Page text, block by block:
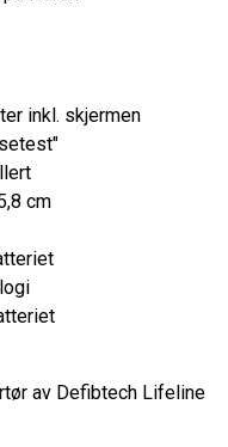
inkl. skjermen
cm
av Defibtech Lifeline